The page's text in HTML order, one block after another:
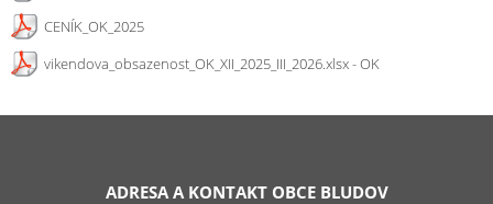
CENÍK_OK_2025
vikendova_obsazenost_OK_XII_2025_III_2026.xlsx - OK
ADRESA A KONTAKT OBCE BLUDOV